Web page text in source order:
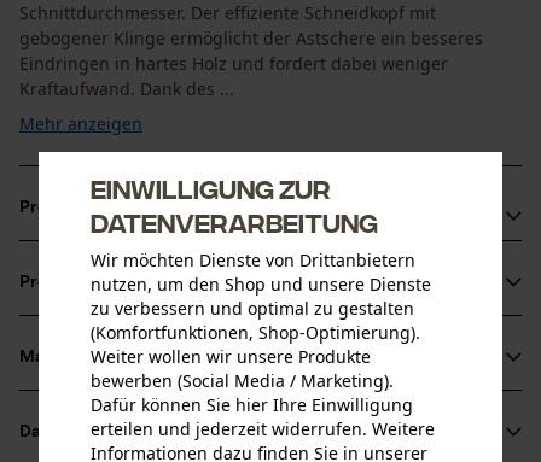
Schnittdurchmesser. Der effiziente Schneidkopf mit
gebogener Klinge ermöglicht der Astschere ein besseres
Eindringen in hartes Holz und fordert dabei weniger
Kraftaufwand. Dank des ...
Mehr anzeigen
Produktvorteile
Gummipuffer-Stoßdämpfer schützen gegen Ermüdung
Präzise und dauerhafte Schnittleistung
Der große gebogene Schneidkopf ermöglicht das
Einhaken von Ästen in die Astschere
Produktinformationen
Produktdetails
Aktivitätstyp
Schneiden, Baumpflege
Material & Pflege
Material
Datenblätter
Einwilligung zur
Datenverarbeitung
Wir möchten Dienste von Drittanbietern
nutzen, um den Shop und unsere Dienste
zu verbessern und optimal zu gestalten
(Komfortfunktionen, Shop-Optimierung).
Weiter wollen wir unsere Produkte
bewerben (Social Media / Marketing).
Dafür können Sie hier Ihre Einwilligung
erteilen und jederzeit widerrufen. Weitere
Informationen dazu finden Sie in unserer